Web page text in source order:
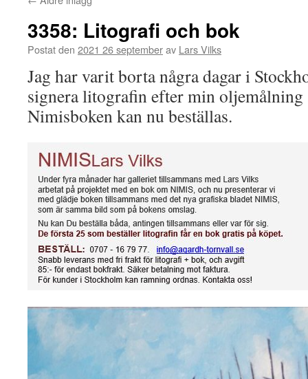
3358: Litografi och bok
Postat den 2021 26 septemberav Lars Vilks
Jag har varit borta några dagar i
signera litografin efter min oljemålning
Nimisboken kan nu beställas.